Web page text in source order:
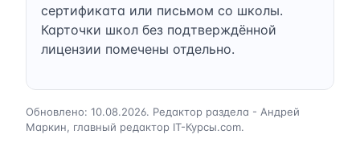
сертификата или письмом со школы.
Карточки школ без подтверждённой
лицензии помечены отдельно.
Обновлено: 10.08.2026. Редактор раздела - Андрей
Маркин, главный редактор IT-Курсы.com.